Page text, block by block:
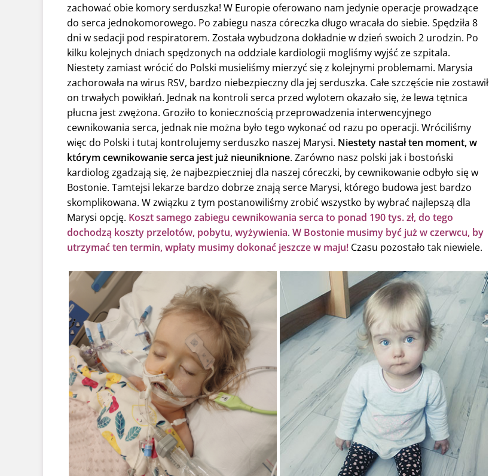
zachować obie komory serduszka! W Europie oferowano nam jedynie operacje prowadzące
do serca jednokomorowego. Po zabiegu nasza córeczka długo wracała do siebie. Spędziła 8
dni w sedacji pod respiratorem. Została wybudzona dokładnie w dzień swoich 2 urodzin. Po
kilku kolejnych dniach spędzonych na oddziale kardiologii mogliśmy wyjść ze szpitala.
Niestety zamiast wrócić do Polski musieliśmy mierzyć się z kolejnymi problemami. Marysia
zachorowała na wirus RSV, bardzo niebezpieczny dla jej serduszka. Całe szczęście nie zostawił
on trwałych powikłań. Jednak na kontroli serca przed wylotem okazało się, że lewa tętnica
płucna jest zwężona. Groziło to koniecznością przeprowadzenia interwencyjnego
cewnikowania serca, jednak nie można było tego wykonać od razu po operacji. Wróciliśmy
więc do Polski i tutaj kontrolujemy serduszko naszej Marysi. Niestety nastał ten moment, w
którym cewnikowanie serca jest już nieuniknione. Zarówno nasz polski jak i bostoński
kardiolog zgadzają się, że najbezpieczniej dla naszej córeczki, by cewnikowanie odbyło się w
Bostonie. Tamtejsi lekarze bardzo dobrze znają serce Marysi, którego budowa jest bardzo
skomplikowana. W związku z tym postanowiliśmy zrobić wszystko by wybrać najlepszą dla
Marysi opcję. Koszt samego zabiegu cewnikowania serca to ponad 190 tys. zł, do tego
dochodzą koszty przelotów, pobytu, wyżywienia. W Bostonie musimy być już w czerwcu, by
utrzymać ten termin, wpłaty musimy dokonać jeszcze w maju! Czasu pozostało tak niewiele.